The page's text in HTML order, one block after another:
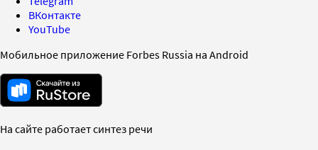
ВКонтакте
YouTube
Мобильное приложение Forbes Russia на Android
На сайте работает синтез речи